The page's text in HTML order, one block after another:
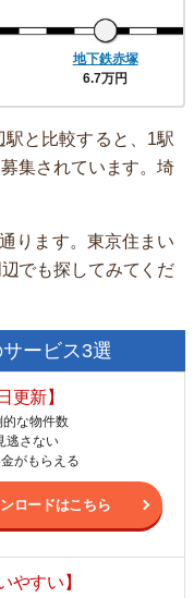
地下鉄赤塚
6.7万円
と比較すると、1駅
集されています。埼
ります。東京住まい
でも探してみてくだ
ービス3選
更新】
的な物件数
逃さない
がもらえる
ロードはこちら
やすい】